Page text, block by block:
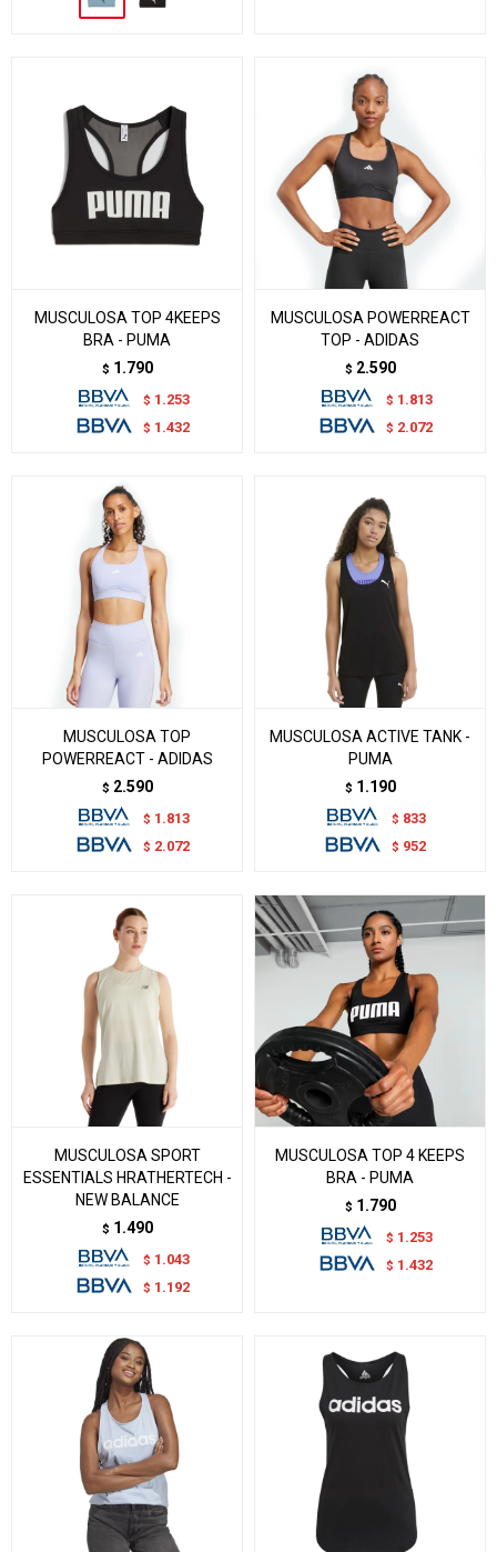
MUSCULOSA TOP 4KEEPS
BRA - PUMA
$ 1.790
$ 1.253
$ 1.432
MUSCULOSA POWERREACT
TOP - ADIDAS
$ 2.590
$ 1.813
$ 2.072
MUSCULOSA TOP
POWERREACT - ADIDAS
$ 2.590
$ 1.813
$ 2.072
MUSCULOSA ACTIVE TANK -
PUMA
$ 1.190
$ 833
$ 952
MUSCULOSA SPORT
ESSENTIALS HRATHERTECH -
NEW BALANCE
$ 1.490
$ 1.043
$ 1.192
MUSCULOSA TOP 4 KEEPS
BRA - PUMA
$ 1.790
$ 1.253
$ 1.432